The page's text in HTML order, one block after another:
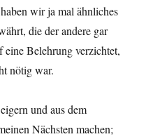
wir ja mal ähnliches
die der andere gar
eine Belehrung verzichtet,
nötig war.
und aus dem
Nächsten machen;